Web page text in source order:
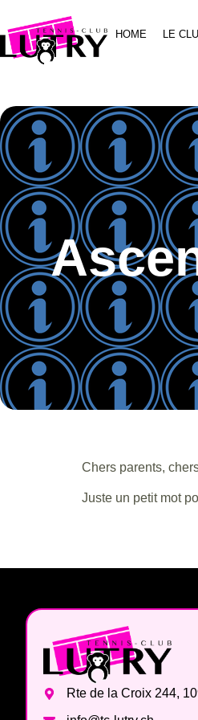
HOME LE
Chers parents,
Juste un petit mot
Rte de la Croix 244,